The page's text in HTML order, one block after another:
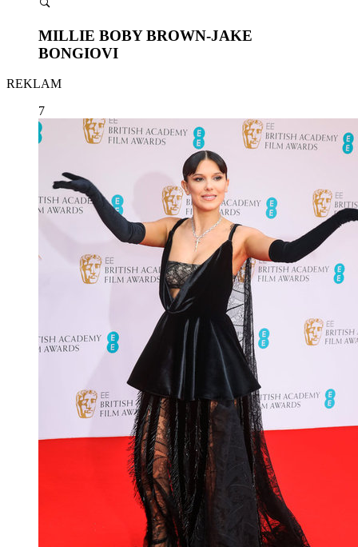
MILLIE BOBY BROWN-JAKE
BONGIOVI
REKLAM
7